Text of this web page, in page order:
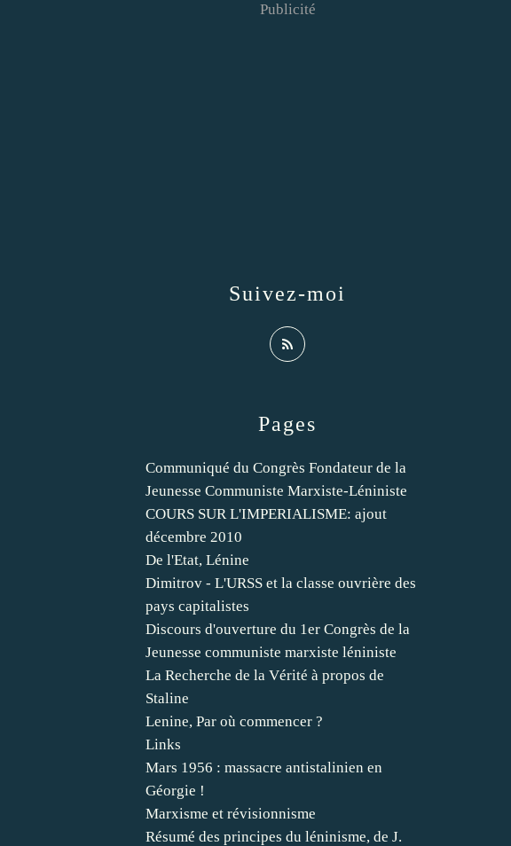
Pages
Communiqué du Congrès Fondateur de la
Jeunesse Communiste Marxiste-Léniniste
COURS SUR L'IMPERIALISME: ajout
décembre 2010
De l'Etat, Lénine
Dimitrov - L'URSS et la classe ouvrière des
pays capitalistes
Discours d'ouverture du 1er Congrès de la
Jeunesse communiste marxiste léniniste
La Recherche de la Vérité à propos de
Staline
Lenine, Par où commencer ?
Links
Mars 1956 : massacre antistalinien en
Géorgie !
Marxisme et révisionnisme
Résumé des principes du léninisme, de J.
Suivez-moi
Publicité